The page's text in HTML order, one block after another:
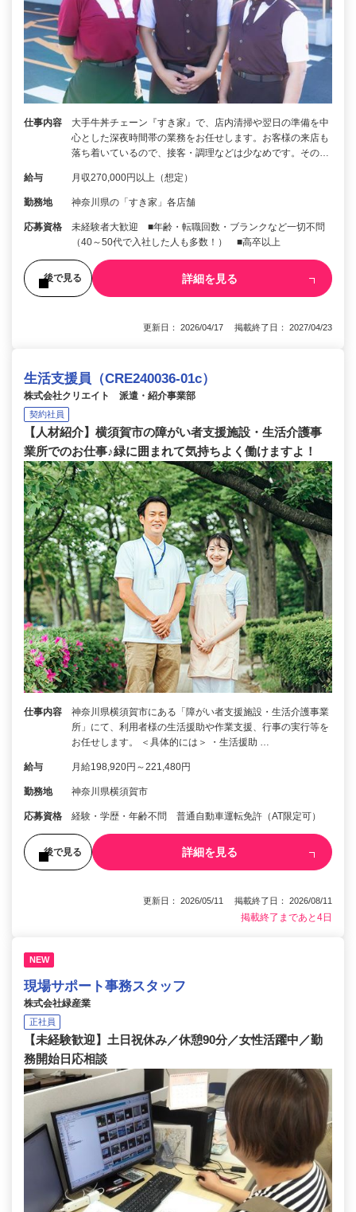
仕事内容
大手牛丼チェーン『すき家』で、店内清掃や翌日の準備を中
心とした深夜時間帯の業務をお任せします。お客様の来店も
落ち着いているので、接客・調理などは少なめです。その…
給与 月収270,000円以上（想定）
勤務地 神奈川県の「すき家」各店舗
応募資格
未経験者大歓迎 ■年齢・転職回数・ブランクなど一切不問
（40～50代で入社した人も多数！） ■高卒以上
後で見る 詳細を見る
更新日： 2026/04/17 掲載終了日： 2027/04/23
生活支援員（CRE240036-01c）
株式会社クリエイト 派遣・紹介事業部
契約社員
【人材紹介】横須賀市の障がい者支援施設・生活介護事
業所でのお仕事♪緑に囲まれて気持ちよく働けますよ！
仕事内容
神奈川県横須賀市にある「障がい者支援施設・生活介護事業
所」にて、利用者様の生活援助や作業支援、行事の実行等を
お任せします。 ＜具体的には＞ ・生活援助 …
給与 月給198,920円～221,480円
勤務地 神奈川県横須賀市
応募資格 経験・学歴・年齢不問 普通自動車運転免許（AT限定可）
後で見る 詳細を見る
更新日： 2026/05/11 掲載終了日： 2026/08/11
掲載終了まであと4日
NEW
現場サポート事務スタッフ
株式会社緑産業
正社員
【未経験歓迎】土日祝休み／休憩90分／女性活躍中／勤
務開始日応相談